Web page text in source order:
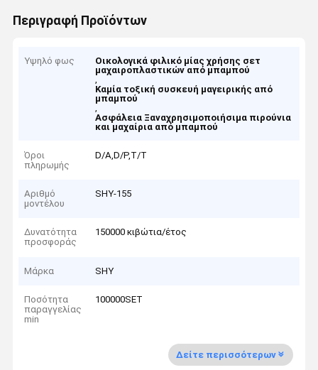
Περιγραφή Προϊόντων
Υψηλό φως
Οικολογικά φιλικό μίας χρήσης σετ
μαχαιροπλαστικών από μπαμπού
,
Καμία τοξική συσκευή μαγειρικής από
μπαμπού
,
Ασφάλεια Ξαναχρησιμοποιήσιμα πιρούνια
και μαχαίρια από μπαμπού
Όροι
πληρωμής
D/A,D/P,T/T
Αριθμό
μοντέλου
SHY-155
Δυνατότητα
προσφοράς
150000 κιβώτια/έτος
Μάρκα SHY
Ποσότητα
παραγγελίας
min
100000SET
Δείτε περισσότερων